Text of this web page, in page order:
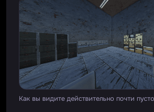
Как вы видите действительно почти